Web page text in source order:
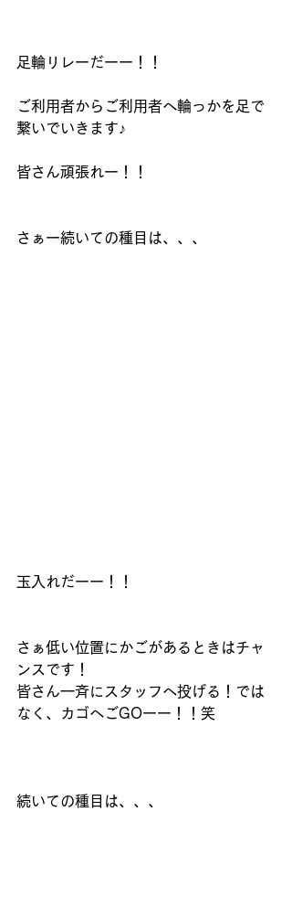
足輪リレーだーー！！
ご利用者からご利用者へ輪っかを足で
繋いでいきます♪
皆さん頑張れー！！
さぁー続いての種目は、、、
玉入れだーー！！
さぁ低い位置にかごがあるときはチャ
ンスです！
皆さん一斉にスタッフへ投げる！では
なく、カゴへごGOーー！！笑
続いての種目は、、、